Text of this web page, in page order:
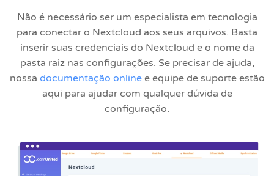
Não é necessário ser um especialista em tecnologia
para conectar o Nextcloud aos seus arquivos. Basta
inserir suas credenciais do Nextcloud e o nome da
pasta raiz nas configurações. Se precisar de ajuda,
nossa documentação onlinee equipe de suporte estão
aqui para ajudar com qualquer dúvida de
configuração.